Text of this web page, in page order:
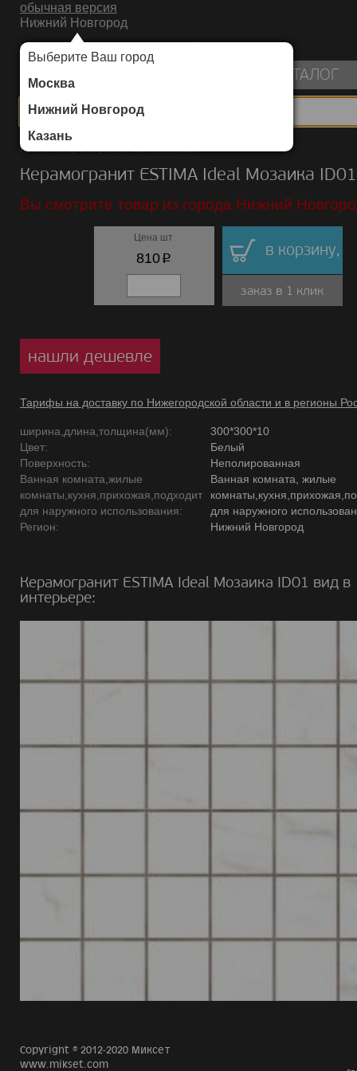
обычная версия
Нижний Новгород
Выберите Ваш город
Москва
Нижний Новгород
Казань
ИНТЕРНЕТ-МАГАЗИН НАПОЛЬНЫХ ПОКРЫТИЙ
КАТАЛОГ
Каталог/Керамогранит/ESTIMA/Ideal
Керамогранит ESTIMA Ideal Мозаика ID01
Вы смотрите товар из города Нижний
Цена шт
810p в корзину,
заказ в 1 клик
нашли дешевле
Тарифы на доставку по Нижегородской области и в регионы
ширина,длина,толщина(мм):
300*300*10
Цвет:
Белый
Поверхность:
Неполированная
Ванная комната,жилые
комнаты,кухня,прихожая,подходит
для наружного использования:
Ванная комната, жилые
для наружного
Регион:
Нижний Новгород
Керамогранит ESTIMA Ideal Мозаика ID01 вид в
интерьере:
Copyright © 2012-2020 Миксет
www.mikset.com